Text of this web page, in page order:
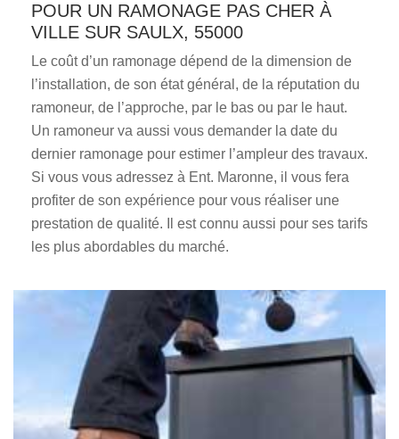
POUR UN RAMONAGE PAS CHER À
VILLE SUR SAULX, 55000
Le coût d’un ramonage dépend de la dimension de
l’installation, de son état général, de la réputation du
ramoneur, de l’approche, par le bas ou par le haut.
Un ramoneur va aussi vous demander la date du
dernier ramonage pour estimer l’ampleur des travaux.
Si vous vous adressez à Ent. Maronne, il vous fera
profiter de son expérience pour vous réaliser une
prestation de qualité. Il est connu aussi pour ses tarifs
les plus abordables du marché.